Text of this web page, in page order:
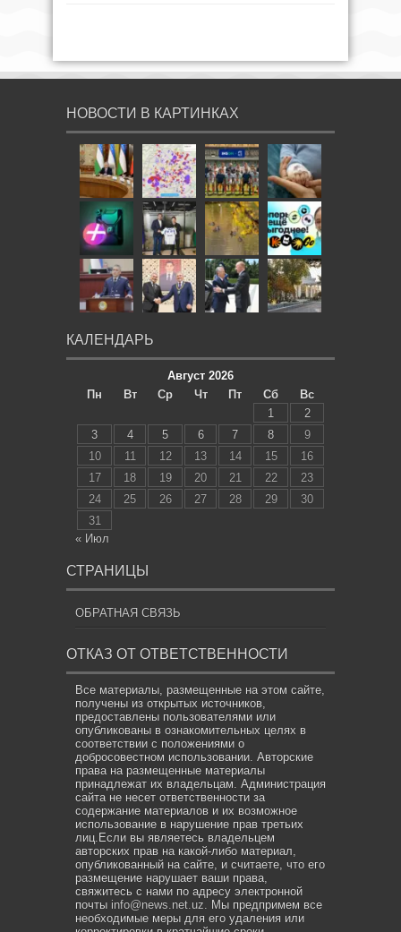
НОВОСТИ В КАРТИНКАХ
КАЛЕНДАРЬ
Август 2026
Пн
Вт Ср Чт Пт Сб
Вс
1
2
3
4 5 6 7 8
9
10
11 12 13 14 15
16
17
18 19 20 21 22
23
24
25 26 27 28 29
30
31
« Июл
СТРАНИЦЫ
ОБРАТНАЯ СВЯЗЬ
ОТКАЗ ОТ ОТВЕТСТВЕННОСТИ
Все материалы, размещенные на этом сайте,
получены из открытых источников,
предоставлены пользователями или
опубликованы в ознакомительных целях в
соответствии с положениями о
добросовестном использовании. Авторские
права на размещенные материалы
принадлежат их владельцам. Администрация
сайта не несет ответственности за
содержание материалов и их возможное
использование в нарушение прав третьих
лиц.Если вы являетесь владельцем
авторских прав на какой-либо материал,
опубликованный на сайте, и считаете, что его
размещение нарушает ваши права,
свяжитесь с нами по адресу электронной
почты info@news.net.uz. Мы предпримем все
необходимые меры для его удаления или